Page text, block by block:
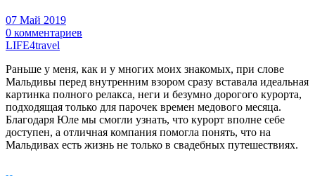
07 Май 2019
0 комментариев
LIFE4travel
Раньше у меня, как и у многих моих знакомых, при слове
Мальдивы перед внутренним взором сразу вставала идеальная
картинка полного релакса, неги и безумно дорогого курорта,
подходящая только для парочек времен медового месяца.
Благодаря Юле мы смогли узнать, что курорт вполне себе
доступен, а отличная компания помогла понять, что на
Мальдивах есть жизнь не только в свадебных путешествиях.